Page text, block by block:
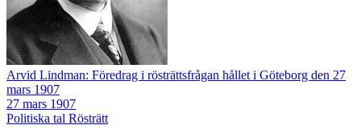
Arvid Lindman: Föredrag i rösträttsfrågan hållet i Göteborg den 27
mars 1907
27 mars 1907
Politiska tal Rösträtt